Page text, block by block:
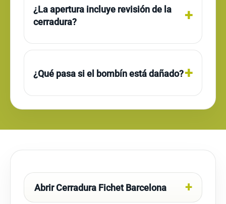
¿La apertura incluye revisión de la
cerradura?
¿Qué pasa si el bombín está dañado?
Abrir Cerradura Fichet Barcelona